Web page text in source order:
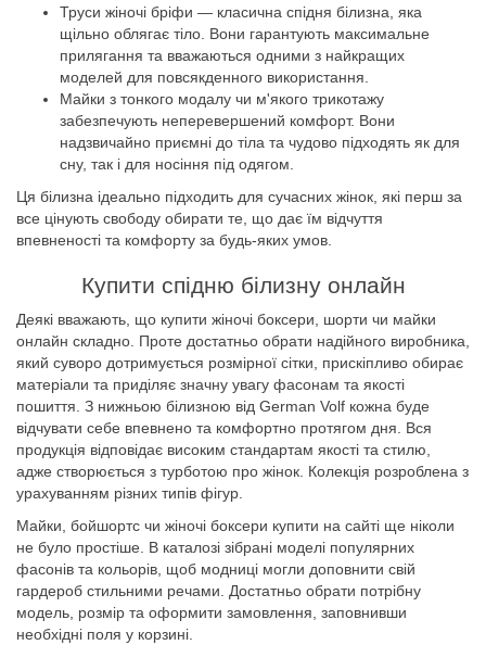
Труси жіночі бріфи — класична спідня білизна, яка
щільно облягає тіло. Вони гарантують максимальне
прилягання та вважаються одними з найкращих
моделей для повсякденного використання.
Майки з тонкого модалу чи м'якого трикотажу
забезпечують неперевершений комфорт. Вони
надзвичайно приємні до тіла та чудово підходять як для
сну, так і для носіння під одягом.
Ця білизна ідеально підходить для сучасних жінок, які перш за
все цінують свободу обирати те, що дає їм відчуття
впевненості та комфорту за будь-яких умов.
Купити спідню білизну онлайн
Деякі вважають, що купити жіночі боксери, шорти чи майки
онлайн складно. Проте достатньо обрати надійного виробника,
який суворо дотримується розмірної сітки, прискіпливо обирає
матеріали та приділяє значну увагу фасонам та якості
пошиття. З нижньою білизною від German Volf кожна буде
відчувати себе впевнено та комфортно протягом дня. Вся
продукція відповідає високим стандартам якості та стилю,
адже створюється з турботою про жінок. Колекція розроблена з
урахуванням різних типів фігур.
Майки, бойшортс чи жіночі боксери купити на сайті ще ніколи
не було простіше. В каталозі зібрані моделі популярних
фасонів та кольорів, щоб модниці могли доповнити свій
гардероб стильними речами. Достатньо обрати потрібну
модель, розмір та оформити замовлення, заповнивши
необхідні поля у корзині.